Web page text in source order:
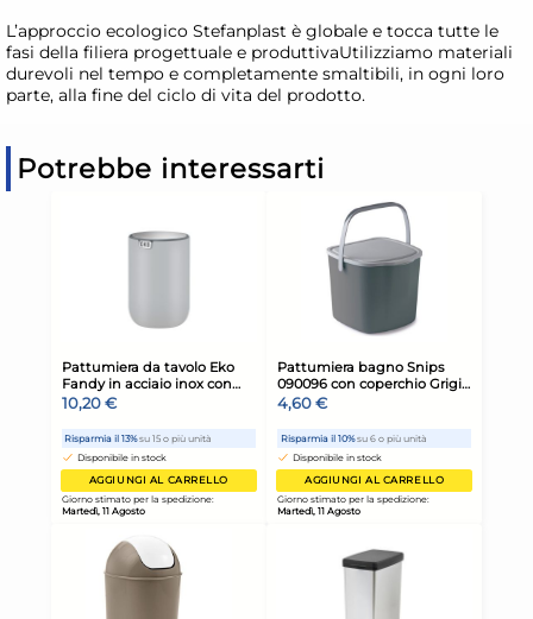
L’approccio ecologico Stefanplast è globale e tocca tutte le
fasi della filiera progettuale e produttivaUtilizziamo materiali
durevoli nel tempo e completamente smaltibili, in ogni loro
parte, alla fine del ciclo di vita del prodotto.
Potrebbe interessarti